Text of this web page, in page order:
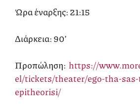
Ώρα έναρξης: 21:15
Διάρκεια: 90’
Προπώληση: https://
el/tickets/theater/ego-tha-
epitheorisi/